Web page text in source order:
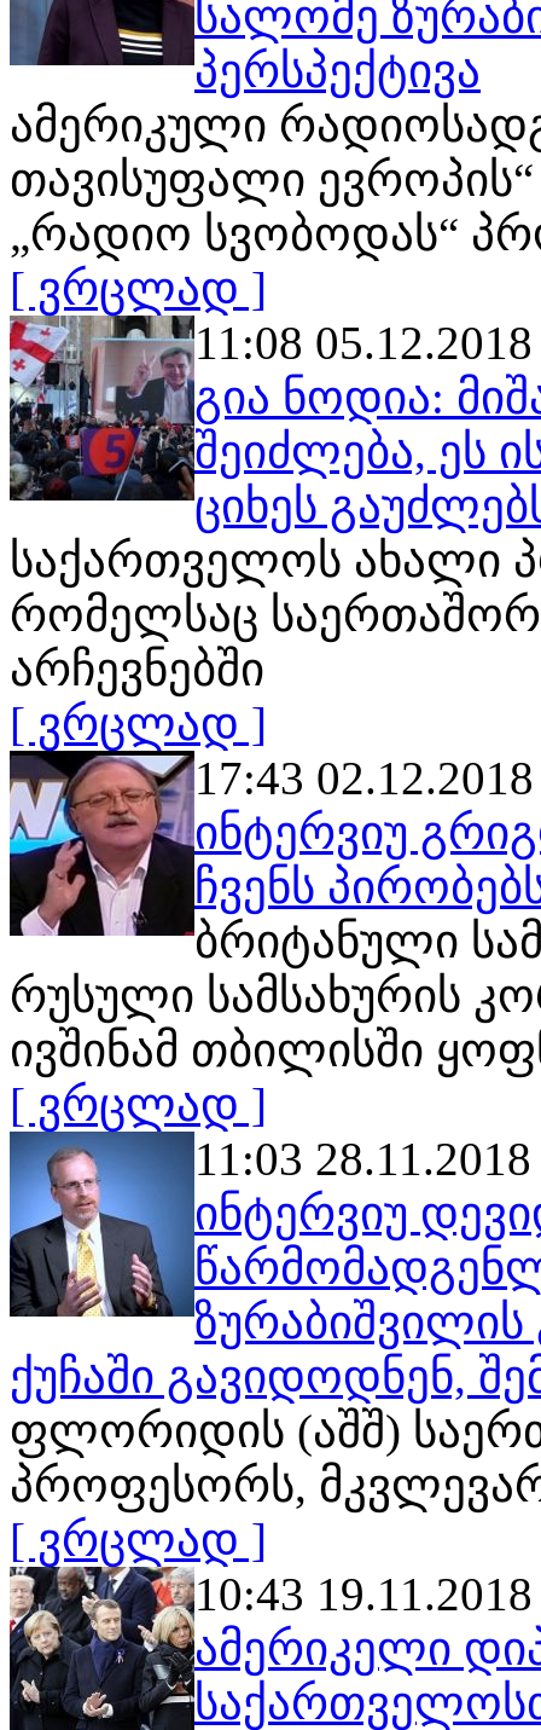
სალომე
პერსპექტივა
ამერიკული
თავისუფალი
„რადიო სვობოდას“
[ ვრცლად ]
11:08 05.12.2018
გია ნოდია:
შეიძლება, ეს
ციხეს
საქართველოს ახალი
რომელსაც
არჩევნებში
[ ვრცლად ]
17:43 02.12.2018
ინტერვიუ
ჩვენს
ბრიტანული
რუსული სამსახურის
ივშინამ თბილისში
[ ვრცლად ]
11:03 28.11.2018
ინტერვიუ
ზურაბიშვილის
ქუჩაში გავიდოდნენ,
ფლორიდის (აშშ)
პროფესორს,
[ ვრცლად ]
10:43 19.11.2018
ამერიკელი